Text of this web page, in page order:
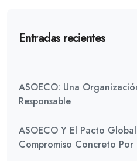
Entradas recientes
ASOECO: Una
Responsable
ASOECO Y El Pacto
Compromiso Concreto